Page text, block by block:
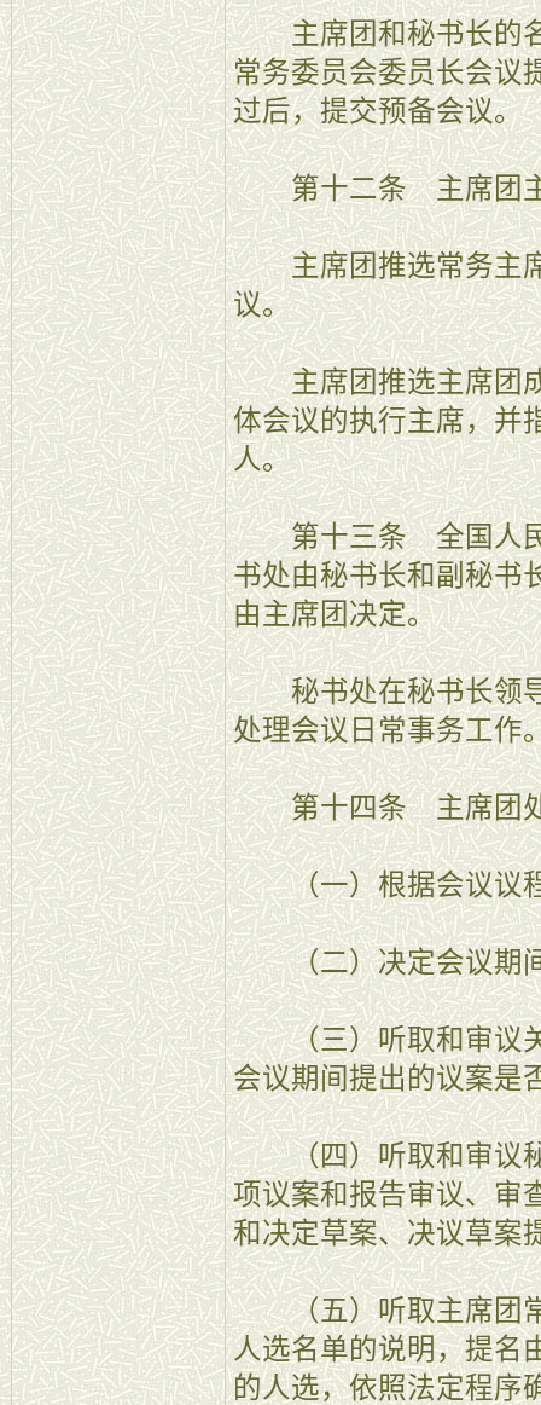
主席团和秘书长的名
常务委员会委员长会议
过后，提交预备会议。
第十二条 主席团主
主席团推选常务主席
议。
主席团推选主席团成
体会议的执行主席，并
人。
第十三条 全国人民
书处由秘书长和副秘书
由主席团决定。
秘书处在秘书长领导
处理会议日常事务工作
第十四条 主席团处
（一）根据会议议程
（二）决定会议期间
（三）听取和审议关
会议期间提出的议案是
（四）听取和审议秘
项议案和报告审议、审
和决定草案、决议草案
（五）听取主席团常
人选名单的说明，提名
的人选，依照法定程序